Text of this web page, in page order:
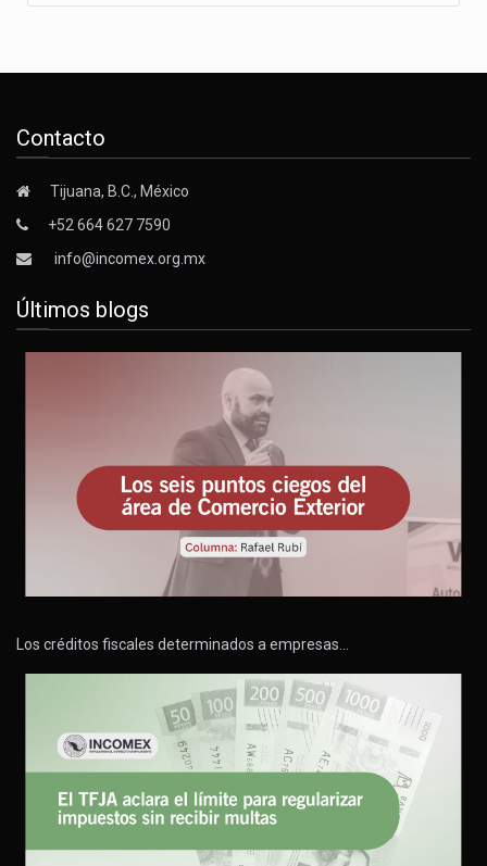
Contacto
Tijuana, B.C., México
+52 664 627 7590
info@incomex.org.mx
Últimos blogs
Los créditos fiscales determinados a empresas…